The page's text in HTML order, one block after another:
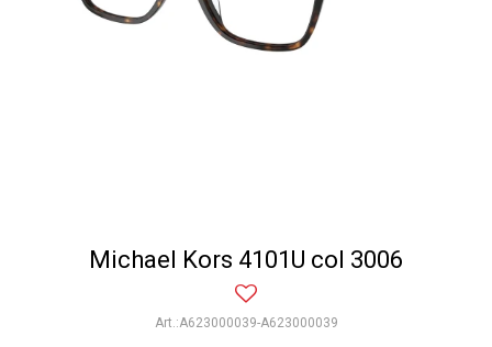
Michael Kors 4101U col 3006
A623000039-A623000039